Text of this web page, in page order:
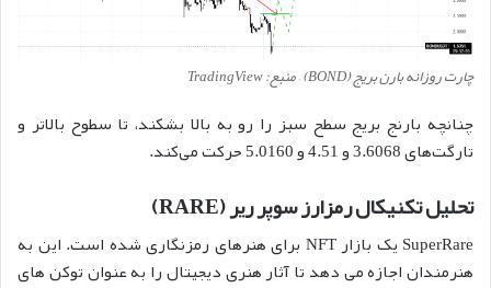
چارت روزانه بارن بریج (BOND) – منبع: TradingView
چنانچه بارنج بریج سطح سبز را رو به بالا بشکند، تا سطوح بالاتر و
تارگت‌های 3.6068 و 4.51 و 5.0160 حرکت می‌کند.
تحلیل تکنیکال رمزارز سوپر ریر (RARE)
SuperRare یک بازار NFT برای هنرهای رمزنگاری شده است. این به
هنرمندان اجازه می دهد تا آثار هنری دیجیتال را به عنوان توکن های